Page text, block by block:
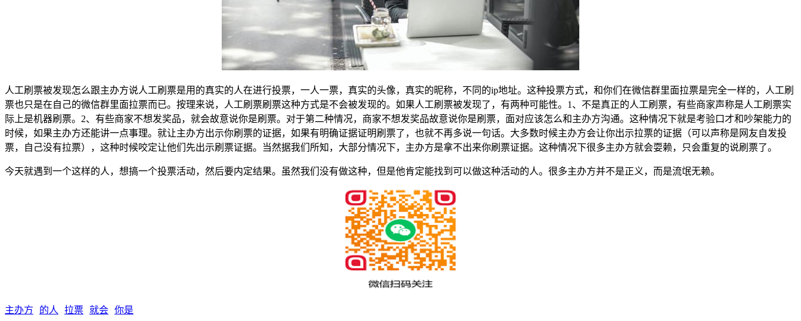
人工刷票被发现怎么跟主办方说人工刷票是用的真实的人在进行投票，一人一票，真实的头像，真实的昵称，不同的ip地址。这种投票方式，和你们在微信群里面拉票是完全一样的，人工刷
票也只是在自己的微信群里面拉票而已。按理来说，人工刷票刷票这种方式是不会被发现的。如果人工刷票被发现了，有两种可能性。1、不是真正的人工刷票，有些商家声称是人工刷票实
际上是机器刷票。2、有些商家不想发奖品，就会故意说你是刷票。对于第二种情况，商家不想发奖品故意说你是刷票，面对应该怎么和主办方沟通。这种情况下就是考验口才和吵架能力的
时候，如果主办方还能讲一点事理。就让主办方出示你刷票的证据，如果有明确证据证明刷票了，也就不再多说一句话。大多数时候主办方会让你出示拉票的证据（可以声称是网友自发投
票，自己没有拉票），这种时候咬定让他们先出示刷票证据。当然据我们所知，大部分情况下，主办方是拿不出来你刷票证据。这种情况下很多主办方就会耍赖，只会重复的说刷票了。
今天就遇到一个这样的人，想搞一个投票活动，然后要内定结果。虽然我们没有做这种，但是他肯定能找到可以做这种活动的人。很多主办方并不是正义，而是流氓无赖。
主办方 的人 拉票 就会 你是